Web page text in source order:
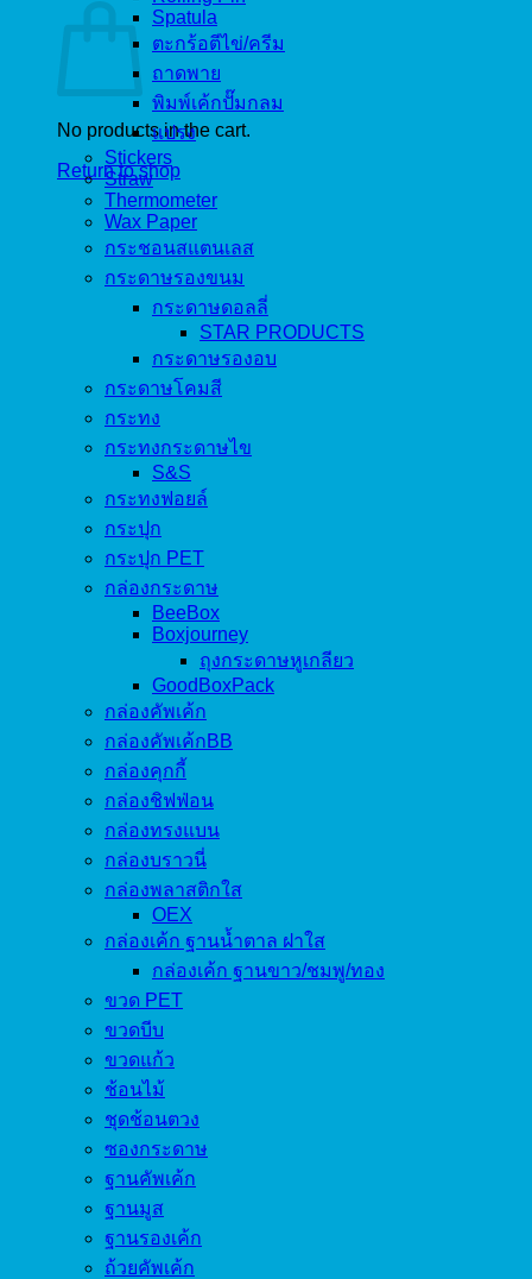
No products in the cart.
Return to shop
Spatula
ตะกร้อตีไข่/ครีม
ถาดพาย
พิมพ์เค้กปั๊มกลม
แปรง
Stickers
Straw
Thermometer
Wax Paper
กระชอนสแตนเลส
กระดาษรองขนม
กระดาษดอลลี่
STAR PRODUCTS
กระดาษรองอบ
กระดาษโคมสี
กระทง
กระทงกระดาษไข
S&S
กระทงฟอยล์
กระปุก
กระปุก PET
กล่องกระดาษ
BeeBox
Boxjourney
ถุงกระดาษหูเกลียว
GoodBoxPack
กล่องคัพเค้ก
กล่องคัพเค้กBB
กล่องคุกกี้
กล่องชิฟฟ่อน
กล่องทรงแบน
กล่องบราวนี่
กล่องพลาสติกใส
OEX
กล่องเค้ก ฐานน้ำตาล ฝาใส
กล่องเค้ก ฐานขาว/ชมพู/ทอง
ขวด PET
ขวดบีบ
ขวดแก้ว
ช้อนไม้
ชุดช้อนตวง
ซองกระดาษ
ฐานคัพเค้ก
ฐานมูส
ฐานรองเค้ก
ถ้วยคัพเค้ก